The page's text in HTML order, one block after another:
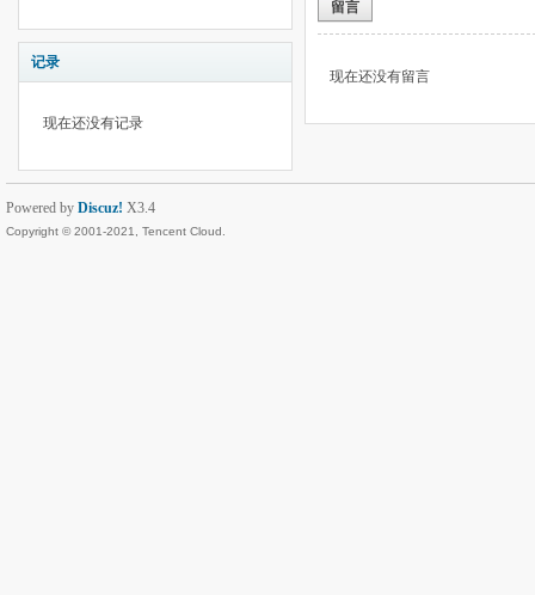
记录
现在还没有记录
留言
现在还没有留言
Powered by Discuz! X3.4
Copyright © 2001-2021, Tencent Cloud.